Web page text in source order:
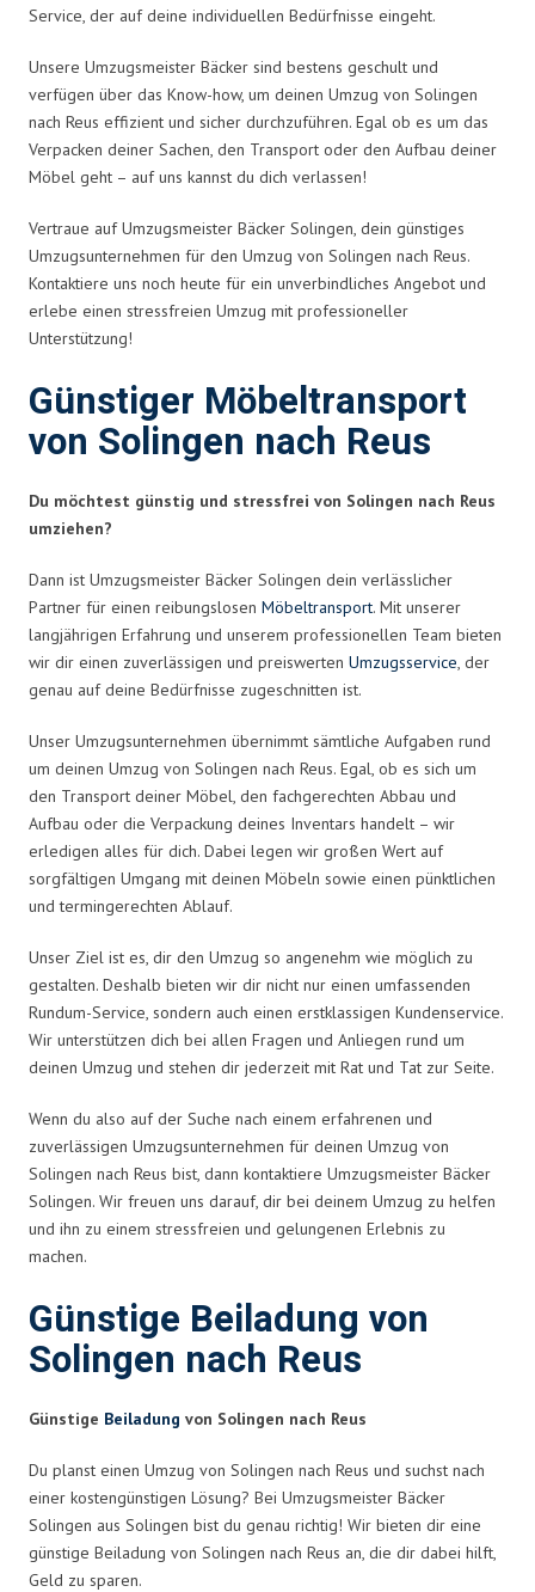
Service, der auf deine individuellen Bedürfnisse eingeht.
Unsere Umzugsmeister Bäcker sind bestens geschult und
verfügen über das Know-how, um deinen Umzug von Solingen
nach Reus effizient und sicher durchzuführen. Egal ob es um das
Verpacken deiner Sachen, den Transport oder den Aufbau deiner
Möbel geht – auf uns kannst du dich verlassen!
Vertraue auf Umzugsmeister Bäcker Solingen, dein günstiges
Umzugsunternehmen für den Umzug von Solingen nach Reus.
Kontaktiere uns noch heute für ein unverbindliches Angebot und
erlebe einen stressfreien Umzug mit professioneller
Unterstützung!
Günstiger Möbeltransport
von Solingen nach Reus
Du möchtest günstig und stressfrei von Solingen nach Reus
umziehen?
Dann ist Umzugsmeister Bäcker Solingen dein verlässlicher
Partner für einen reibungslosen Möbeltransport. Mit unserer
langjährigen Erfahrung und unserem professionellen Team bieten
wir dir einen zuverlässigen und preiswerten Umzugsservice, der
genau auf deine Bedürfnisse zugeschnitten ist.
Unser Umzugsunternehmen übernimmt sämtliche Aufgaben rund
um deinen Umzug von Solingen nach Reus. Egal, ob es sich um
den Transport deiner Möbel, den fachgerechten Abbau und
Aufbau oder die Verpackung deines Inventars handelt – wir
erledigen alles für dich. Dabei legen wir großen Wert auf
sorgfältigen Umgang mit deinen Möbeln sowie einen pünktlichen
und termingerechten Ablauf.
Unser Ziel ist es, dir den Umzug so angenehm wie möglich zu
gestalten. Deshalb bieten wir dir nicht nur einen umfassenden
Rundum-Service, sondern auch einen erstklassigen Kundenservice.
Wir unterstützen dich bei allen Fragen und Anliegen rund um
deinen Umzug und stehen dir jederzeit mit Rat und Tat zur Seite.
Wenn du also auf der Suche nach einem erfahrenen und
zuverlässigen Umzugsunternehmen für deinen Umzug von
Solingen nach Reus bist, dann kontaktiere Umzugsmeister Bäcker
Solingen. Wir freuen uns darauf, dir bei deinem Umzug zu helfen
und ihn zu einem stressfreien und gelungenen Erlebnis zu
machen.
Günstige Beiladung von
Solingen nach Reus
Günstige Beiladung von Solingen nach Reus
Du planst einen Umzug von Solingen nach Reus und suchst nach
einer kostengünstigen Lösung? Bei Umzugsmeister Bäcker
Solingen aus Solingen bist du genau richtig! Wir bieten dir eine
günstige Beiladung von Solingen nach Reus an, die dir dabei hilft,
Geld zu sparen.